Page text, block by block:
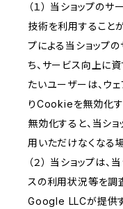
（１） 当ショップの
技術を利用すること
プによる当ショップ
ち、サービス向上に
たいユーザーは、ウ
りCookieを無効化す
無効化すると、当シ
用いただけなくなる
（２） 当ショップは
スの利用状況等を調
Google LLCが提供